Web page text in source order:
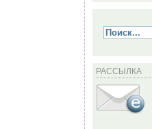
РАССЫЛКА